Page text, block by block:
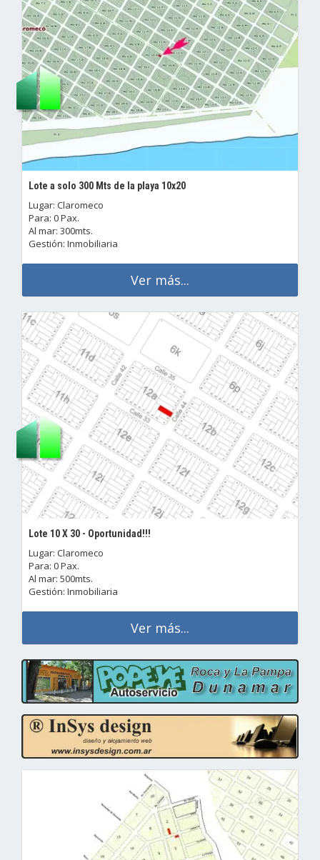
Lote a solo 300 Mts de la playa 10x20
Lugar: Claromeco
Para: 0 Pax.
Al mar: 300mts.
Gestión: Inmobiliaria
Ver más...
Lote 10 X 30 - Oportunidad!!!
Lugar: Claromeco
Para: 0 Pax.
Al mar: 500mts.
Gestión: Inmobiliaria
Ver más...